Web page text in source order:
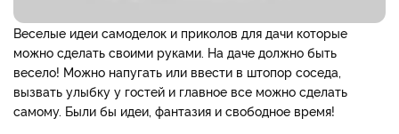
Веселые идеи самоделок и приколов для дачи которые
можно сделать своими руками. На даче должно быть
весело! Можно напугать или ввести в штопор соседа,
вызвать улыбку у гостей и главное все можно сделать
самому. Были бы идеи, фантазия и свободное время!